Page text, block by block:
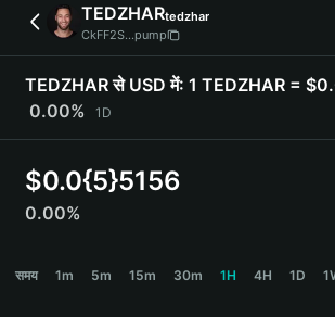
简体中文
繁體中文
Português (Portugal)
Bahasa Indonesia
Español
TEDZHARtedzhar
CkFF2S...pump
TEDZHAR से USD में: 1 TEDZHAR =
0.00%
1D
$0.0{5}5156
0.00%
समय 1m 5m 15m 30m 1H 4H 1D